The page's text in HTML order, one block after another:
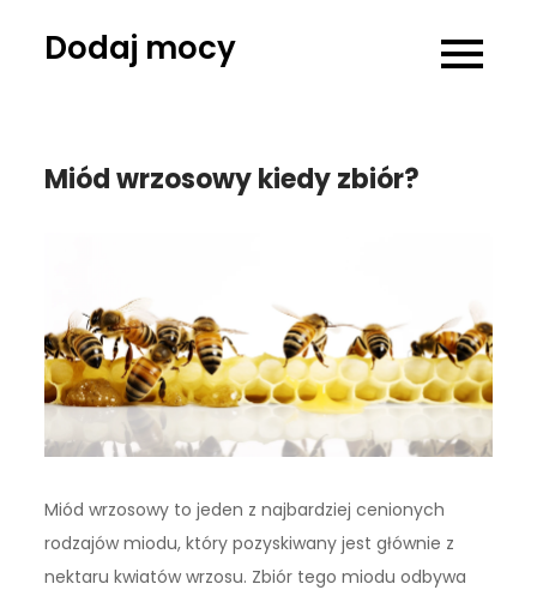
Dodaj mocy
Miód wrzosowy kiedy zbiór?
Miód wrzosowy to jeden z najbardziej cenionych
rodzajów miodu, który pozyskiwany jest głównie z
nektaru kwiatów wrzosu. Zbiór tego miodu odbywa